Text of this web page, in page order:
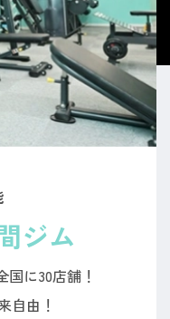
ジム
に30店舗！
自由！